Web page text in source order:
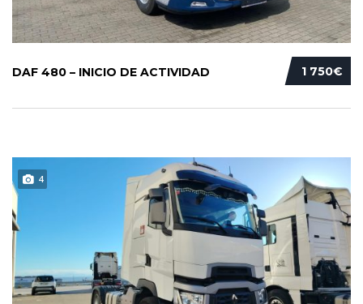
1 750€
DAF 480 – INICIO DE ACTIVIDAD
4